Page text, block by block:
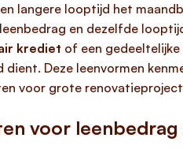
langere looptijd het
en dezelfde
krediet of een
dient. Deze leenvormen
voor grote
voor